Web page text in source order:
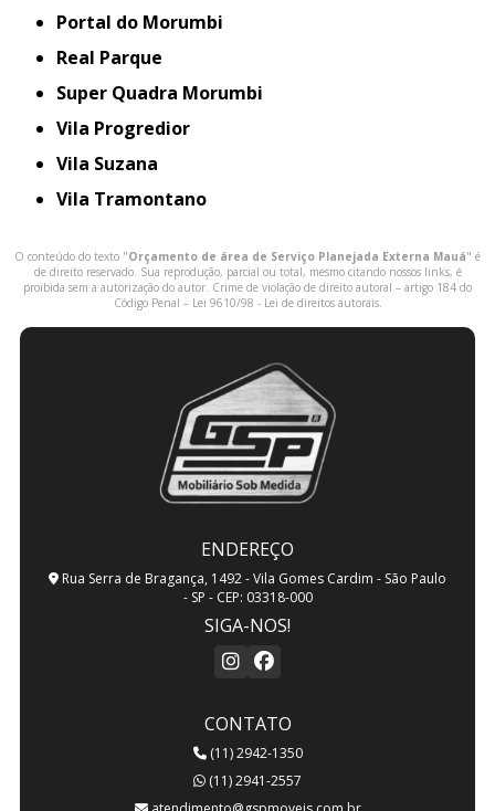
Portal do Morumbi
Real Parque
Super Quadra Morumbi
Vila Progredior
Vila Suzana
Vila Tramontano
O conteúdo do texto "Orçamento de área de Serviço Planejada Externa Mauá" é
de direito reservado. Sua reprodução, parcial ou total, mesmo citando nossos links, é
proibida sem a autorização do autor. Crime de violação de direito autoral – artigo 184 do
Código Penal – Lei 9610/98 - Lei de direitos autorais.
ENDEREÇO
Rua Serra de Bragança, 1492 - Vila Gomes Cardim - São Paulo
- SP - CEP: 03318-000
SIGA-NOS!
CONTATO
(11) 2942-1350
(11) 2941-2557